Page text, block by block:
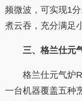
频微波，可实现1
煮云吞，充分满足
三、格兰仕元
格兰仕元气炉
一台机器覆盖五种